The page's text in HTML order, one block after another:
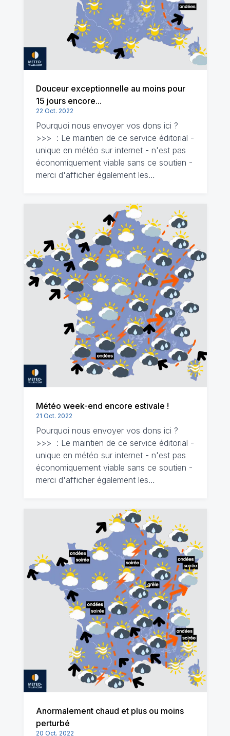
Douceur exceptionnelle au moins pour
15 jours encore...
22 Oct. 2022
Pourquoi nous envoyer vos dons ici ?
>>> : Le maintien de ce service éditorial -
unique en météo sur internet - n'est pas
économiquement viable sans ce soutien -
merci d'afficher également les…
Météo week-end encore estivale !
21 Oct. 2022
Pourquoi nous envoyer vos dons ici ?
>>> : Le maintien de ce service éditorial -
unique en météo sur internet - n'est pas
économiquement viable sans ce soutien -
merci d'afficher également les…
Anormalement chaud et plus ou moins
perturbé
20 Oct. 2022